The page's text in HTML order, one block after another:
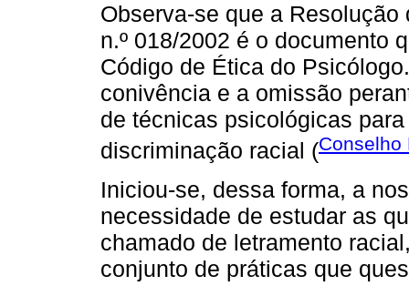
Observa-se que a
n.º 018/2002 é o documento
Código de Ética do
conivência e a omissão
de técnicas psicológicas
discriminação racial (Conselho
Iniciou-se, dessa forma, a
necessidade de estudar as
chamado de letramento
conjunto de práticas que